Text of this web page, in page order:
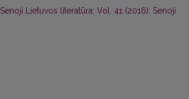
Senoji Lietuvos literatūra: Vol. 41 (2016): Senoji